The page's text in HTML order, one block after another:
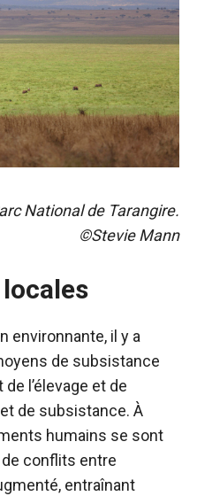
National de Tarangire.
©Stevie Mann
environnante, il y a
de subsistance
l’élevage et de
de subsistance. À
humains se sont
conflits entre
entraînant